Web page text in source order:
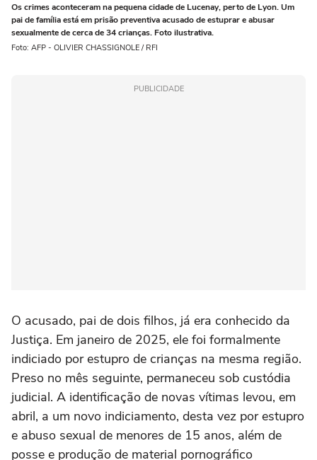
Os crimes aconteceram na pequena cidade de Lucenay, perto de Lyon. Um
pai de família está em prisão preventiva acusado de estuprar e abusar
sexualmente de cerca de 34 crianças. Foto ilustrativa.
Foto: AFP - OLIVIER CHASSIGNOLE / RFI
PUBLICIDADE
O acusado, pai de dois filhos, já era conhecido da
Justiça. Em janeiro de 2025, ele foi formalmente
indiciado por estupro de crianças na mesma região.
Preso no mês seguinte, permaneceu sob custódia
judicial. A identificação de novas vítimas levou, em
abril, a um novo indiciamento, desta vez por estupro
e abuso sexual de menores de 15 anos, além de
posse e produção de material pornográfico